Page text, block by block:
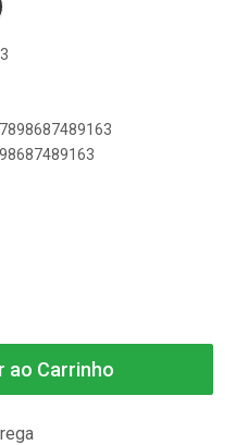
ao Carrinho